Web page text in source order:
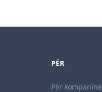
PËR
Për kompaninë